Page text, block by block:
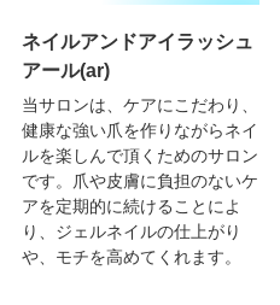
ネイルアンドアイラッシュ
アール(ar)
当サロンは、ケアにこだわり、
健康な強い爪を作りながらネイ
ルを楽しんで頂くためのサロン
です。爪や皮膚に負担のないケ
アを定期的に続けることによ
り、ジェルネイルの仕上がり
や、モチを高めてくれます。